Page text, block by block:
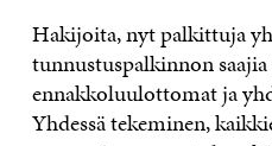
Hakijoita, nyt palkittuja
tunnustuspalkinnon
ennakkoluulottomat ja
Yhdessä tekeminen,